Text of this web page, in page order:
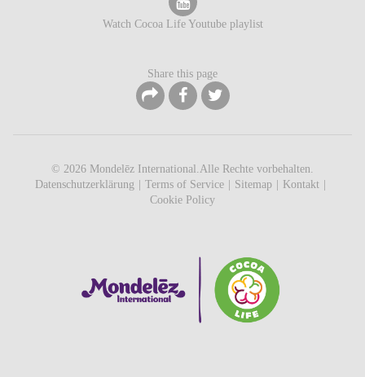
Watch Cocoa Life Youtube playlist
Share this page
© 2026 Mondelēz International.Alle Rechte vorbehalten.
Datenschutzerklärung
Terms of Service Sitemap
Kontakt
Cookie Policy